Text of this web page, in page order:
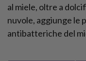
al miele, oltre a
nuvole, aggiunge le
antibatteriche del